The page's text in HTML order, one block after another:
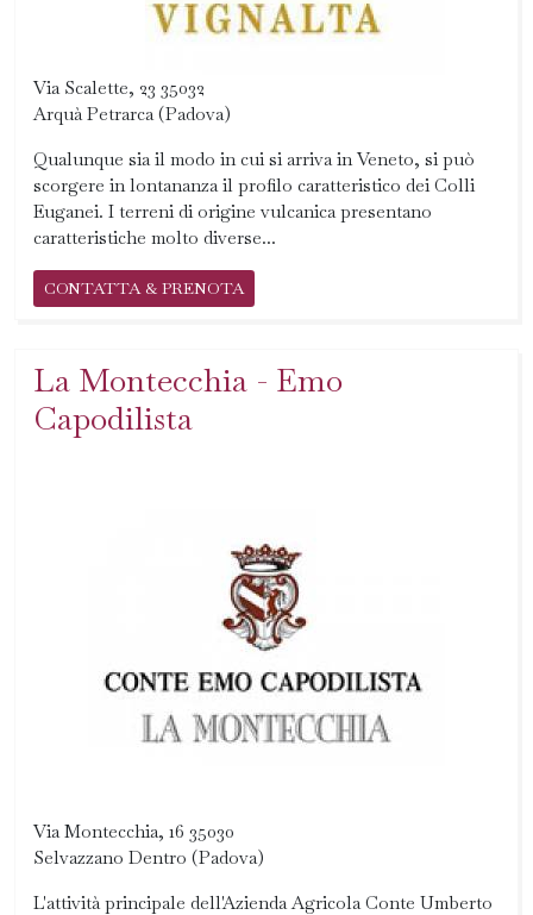
Via Scalette, 23 35032
Arquà Petrarca (Padova)
Qualunque sia il modo in cui si arriva in Veneto, si può
scorgere in lontananza il profilo caratteristico dei Colli
Euganei. I terreni di origine vulcanica presentano
caratteristiche molto diverse...
CONTATTA & PRENOTA
La Montecchia - Emo
Capodilista
Via Montecchia, 16 35030
Selvazzano Dentro (Padova)
L'attività principale dell'Azienda Agricola Conte Umberto